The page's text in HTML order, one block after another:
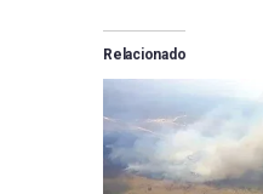
Relacionado